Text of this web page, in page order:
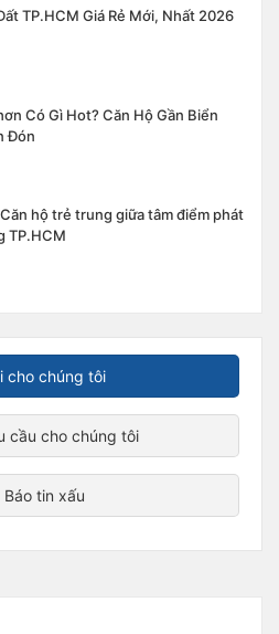
TP.HCM Giá Rẻ Mới, Nhất 2026
Có Gì Hot? Căn Hộ Gần Biển
Đón
hộ trẻ trung giữa tâm điểm phát
TP.HCM
cho chúng tôi
cầu cho chúng tôi
Báo tin xấu